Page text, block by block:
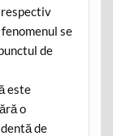
se
de
este
o
de